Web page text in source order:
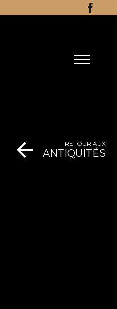
RETOUR AUX
ANTIQUITÉS